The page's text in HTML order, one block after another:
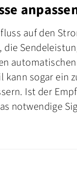
auf den
sogar ein
Ist der
notwendige